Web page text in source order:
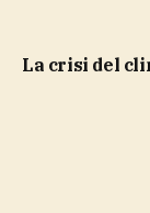
La crisi del